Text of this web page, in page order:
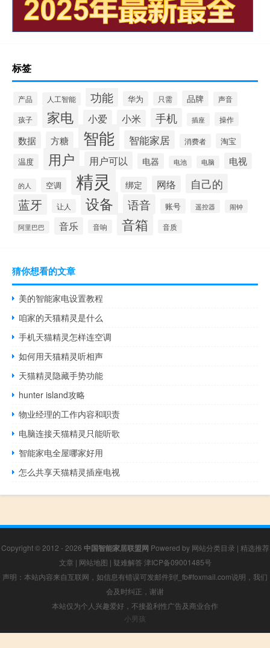
标签
产品 人工智能 功能 华为 只需 品牌 声音
孩子 家电 小爱 小米 手机 插座 操作
数据 方糖 智能 智能家居 消费者
淘宝
温度
用户 用户可以 电器 电池 电脑 电视
的人 空调 精灵 绑定 网络 自己的
蓝牙 让人 设备 语音 账号 遥控器 闹钟
阿里巴巴 音乐 音响 音箱 音质
猜你想看的文章
美的智能家电设置教程
咱家的天猫精灵是什么
手机天猫精灵怎样连空调
如何用天猫精灵听相声
天猫精灵隐藏手势功能
hunter island攻略
物业经理的工作内容和职责
电脑连接天猫精灵只能听歌
智能家电全屋哪家好用
怎么共享天猫精灵插座电视
Copyright © 2012 - 2026 中国智能家居联盟网 Powered by 网站分类目录 | 精选推荐
文章 | 网站地图 | 疑难解答 津ICP备09001485号
声明：本站内容来自互联网，如信息有错误可发邮件到f_fb#foxmail.com说明，我们
会及时纠正，谢谢
本站仅为个人兴趣爱好，不接盈利性广告及商业合作
小男孩